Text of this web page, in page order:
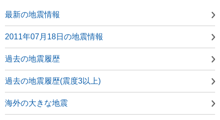
最新の地震情報
2011年07月18日の地震情報
過去の地震履歴
過去の地震履歴(震度3以上)
海外の大きな地震